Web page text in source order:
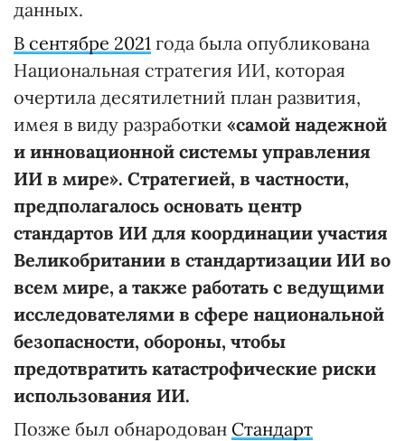
данных.
В сентябре 2021 года была опубликована
Национальная стратегия ИИ, которая
очертила десятилетний план развития,
имея в виду разработки «самой надежной
и инновационной системы управления
ИИ в мире». Стратегией, в частности,
предполагалось основать центр
стандартов ИИ для координации участия
Великобритании в стандартизации ИИ во
всем мире, а также работать с ведущими
исследователями в сфере национальной
безопасности, обороны, чтобы
предотвратить катастрофические риски
использования ИИ.
Позже был обнародован Стандарт